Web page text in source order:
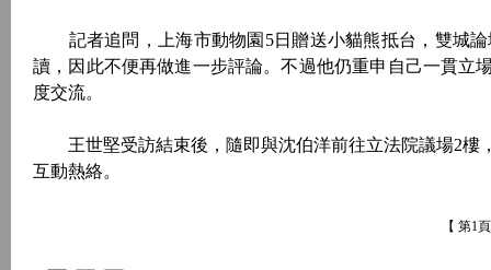
記者追問，上海市動物園5日贈送小貓熊抵台，雙城論
讀，因此不便再做進一步評論。不過他仍重申自己一貫立
度交流。
王世堅受訪結束後，隨即與沈伯洋前往立法院議場2樓
互動熱絡。
【 第1